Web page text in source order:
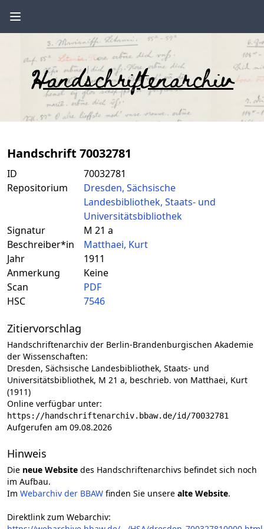
Handschriftenarchiv
Handschrift 70032781
ID
70032781
Repositorium
Dresden, Sächsische
Landesbibliothek, Staats- und
Universitätsbibliothek
Signatur
M 21 a
Beschreiber*in
Matthaei, Kurt
Jahr
1911
Anmerkung
Keine
Scan
PDF
HSC
7546
Zitiervorschlag
Handschriftenarchiv der Berlin-Brandenburgischen Akademie
der Wissenschaften:
Dresden, Sächsische Landesbibliothek, Staats- und
Universitätsbibliothek, M 21 a, beschrieb. von Matthaei, Kurt
(1911)
Online verfügbar unter:
https://handschriftenarchiv.bbaw.de/id/70032781
Aufgerufen am 09.08.2026
Hinweis
Die neue Website des Handschriftenarchivs befindet sich noch
im Aufbau.
Im Webarchiv der BBAW finden Sie unsere alte Website.
Direktlink zum Webarchiv: